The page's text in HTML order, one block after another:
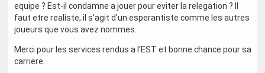
equipe ? Est-il condamne a jouer pour eviter la relegation ? Il
faut etre realiste, il s'agit d'un esperantiste comme les autres
joueurs que vous avez nommes.
Merci pour les services rendus a l'EST et bonne chance pour sa
carriere.